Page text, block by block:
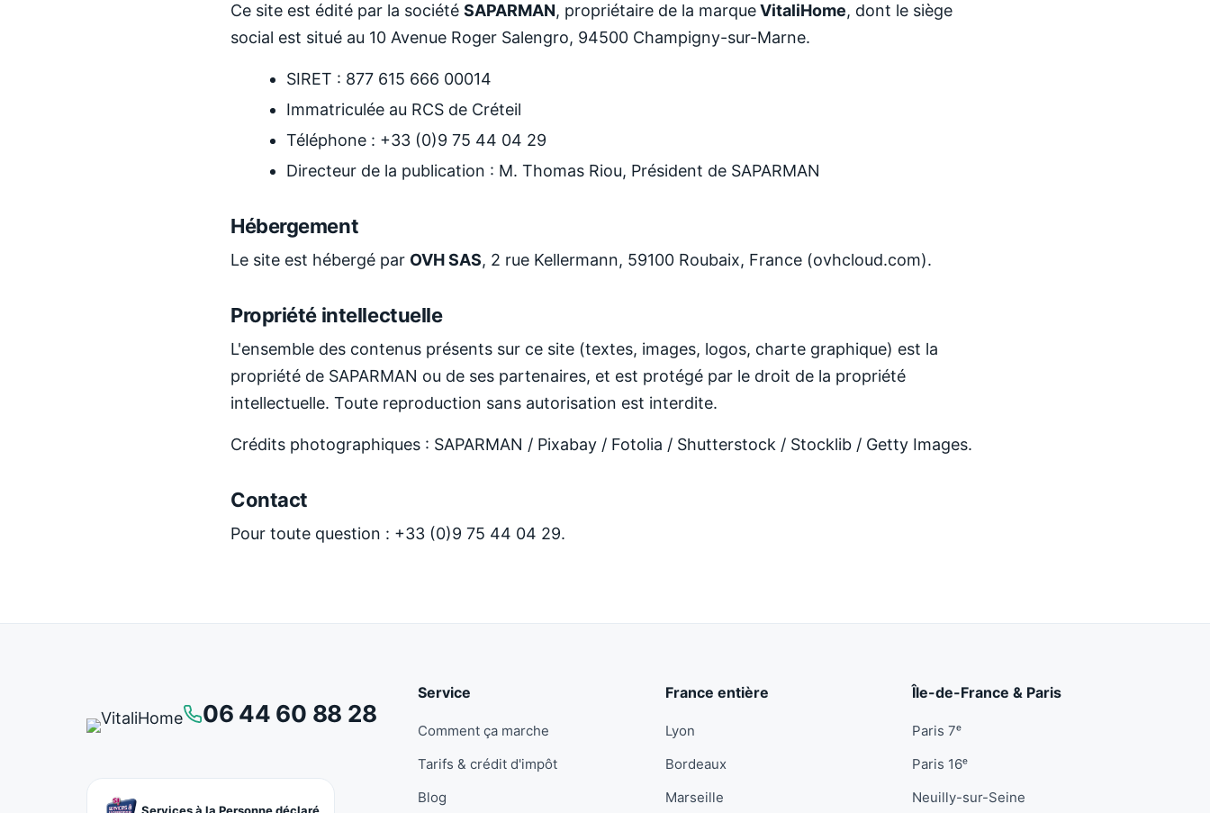
Ce site est édité par la société SAPARMAN, propriétaire de la marqueVitaliHome, dont le siège
social est situé au 10 Avenue Roger Salengro, 94500 Champigny-sur-Marne.
SIRET : 877 615 666 00014
Immatriculée au RCS de Créteil
Téléphone : +33 (0)9 75 44 04 29
Directeur de la publication : M. Thomas Riou, Président de SAPARMAN
Hébergement
Le site est hébergé par OVH SAS, 2 rue Kellermann, 59100 Roubaix, France (ovhcloud.com).
Propriété intellectuelle
L'ensemble des contenus présents sur ce site (textes, images, logos, charte graphique) est la
propriété de SAPARMAN ou de ses partenaires, et est protégé par le droit de la propriété
intellectuelle. Toute reproduction sans autorisation est interdite.
Crédits photographiques : SAPARMAN / Pixabay / Fotolia / Shutterstock / Stocklib / Getty Images.
Contact
Pour toute question : +33 (0)9 75 44 04 29.
06 44 60 88 28
Service
Comment ça marche
Tarifs & crédit d'impôt
Blog
France entière
Lyon
Bordeaux
Marseille
Île-de-France & Paris
Paris 7ᵉ
Paris 16ᵉ
Neuilly-sur-Seine